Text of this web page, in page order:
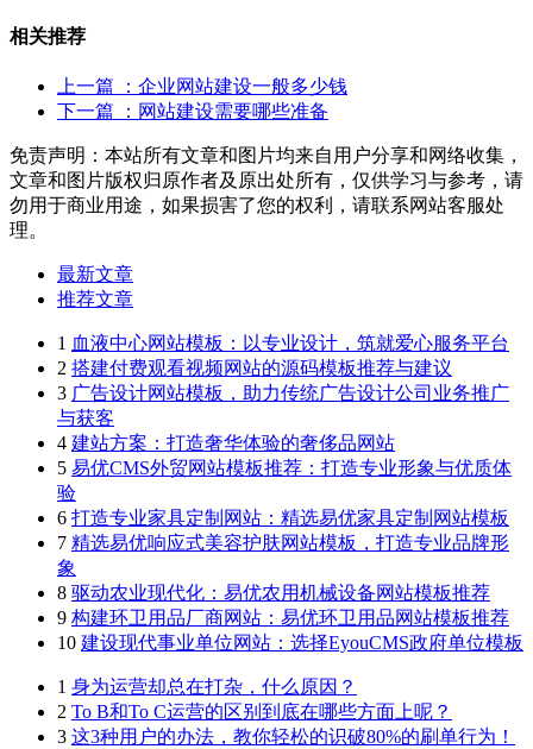
相关推荐
上一篇
：企业网站建设一般多少钱
下一篇
：网站建设需要哪些准备
免责声明：本站所有文章和图片均来自用户分享和网络收集，
文章和图片版权归原作者及原出处所有，仅供学习与参考，请
勿用于商业用途，如果损害了您的权利，请联系网站客服处
理。
最新文章
推荐文章
1 血液中心网站模板：以专业设计，筑就爱心服务平台
2 搭建付费观看视频网站的源码模板推荐与建议
3 广告设计网站模板，助力传统广告设计公司业务推广
与获客
4 建站方案：打造奢华体验的奢侈品网站
5 易优CMS外贸网站模板推荐：打造专业形象与优质体
验
6 打造专业家具定制网站：精选易优家具定制网站模板
7 精选易优响应式美容护肤网站模板，打造专业品牌形
象
8 驱动农业现代化：易优农用机械设备网站模板推荐
9 构建环卫用品厂商网站：易优环卫用品网站模板推荐
10 建设现代事业单位网站：选择EyouCMS政府单位模板
1 身为运营却总在打杂，什么原因？
2 To B和To C运营的区别到底在哪些方面上呢？
3 这3种用户的办法，教你轻松的识破80%的刷单行为！